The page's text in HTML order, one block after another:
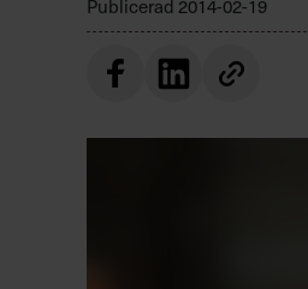
Publicerad 2014-02-19